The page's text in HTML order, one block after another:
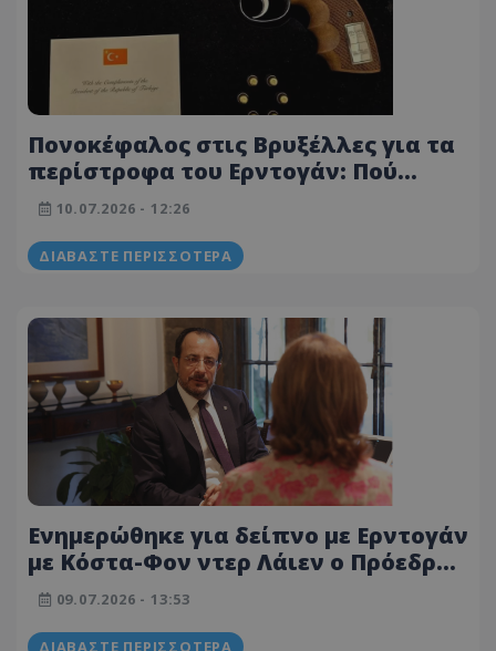
Πονοκέφαλος στις Βρυξέλλες για τα
περίστροφα του Ερντογάν: Πού
κατέληξαν τα όπλα
10.07.2026 - 12:26
ΔΙΑΒΆΣΤΕ ΠΕΡΙΣΣΌΤΕΡΑ
Ενημερώθηκε για δείπνο με Ερντογάν
με Κόστα-Φον ντερ Λάιεν ο Πρόεδρος
Χριστοδουλίδης
09.07.2026 - 13:53
ΔΙΑΒΆΣΤΕ ΠΕΡΙΣΣΌΤΕΡΑ